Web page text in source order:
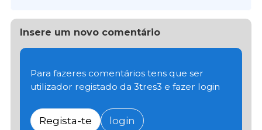
Insere um novo comentário
Para fazeres comentários tens que ser
utilizador registado da 3tres3 e fazer login
Regista-te login